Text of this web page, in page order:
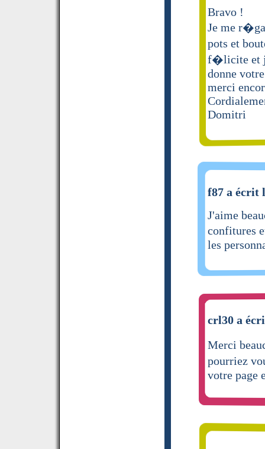
Bravo !
Je me
pots et
f�licite et
donne
merci
Domitri
f87 a écrit
J'aime
confitures
les
crl30 a
Merci
pourriez
votre page